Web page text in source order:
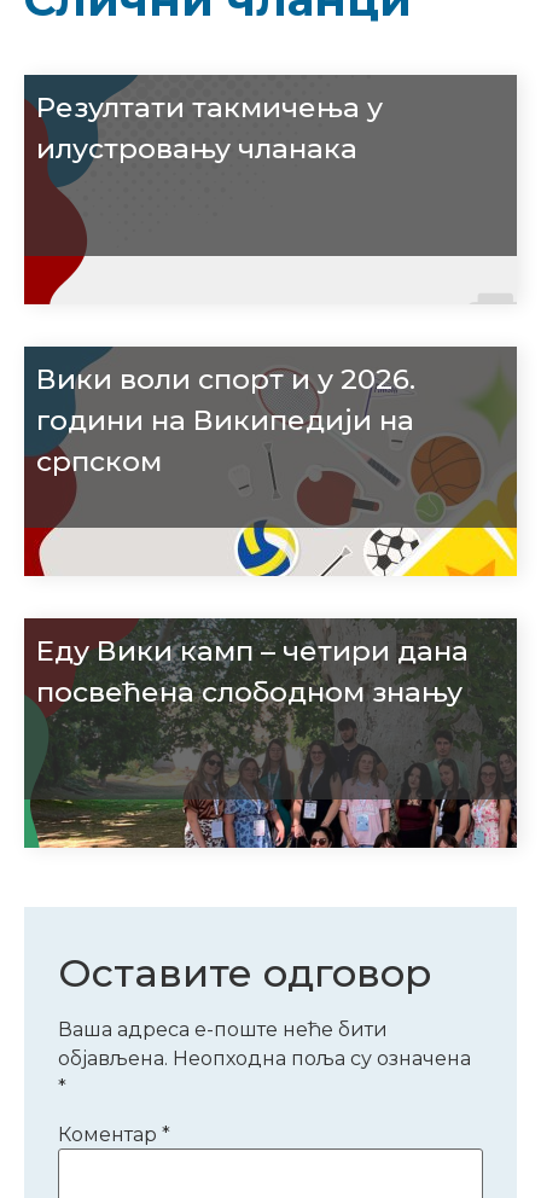
Резултати такмичења у
илустровању чланака
Вики воли спорт и у 2026.
години на Википедији на
српском
Еду Вики камп – четири дана
посвећена слободном знању
Оставите одговор
Ваша адреса е-поште неће бити
објављена. Неопходна поља су означена
*
Коментар *